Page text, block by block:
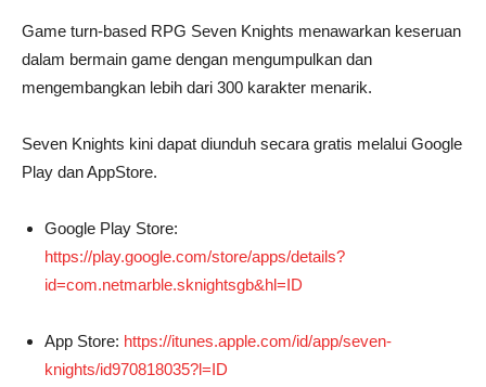
Game turn-based RPG Seven Knights menawarkan keseruan
dalam bermain game dengan mengumpulkan dan
mengembangkan lebih dari 300 karakter menarik.
Seven Knights kini dapat diunduh secara gratis melalui Google
Play dan AppStore.
Google Play Store:
https://play.google.com/store/apps/details?
id=com.netmarble.sknightsgb&hl=ID
App Store: https://itunes.apple.com/id/app/seven-
knights/id970818035?l=ID